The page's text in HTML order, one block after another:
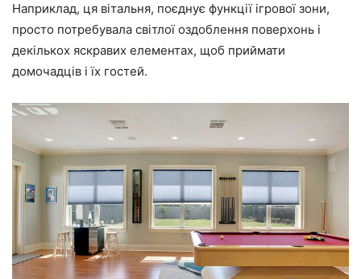
Наприклад, ця вітальня, поєднує функції ігрової зони,
просто потребувала світлої оздоблення поверхонь і
декількох яскравих елементах, щоб приймати
домочадців і їх гостей.